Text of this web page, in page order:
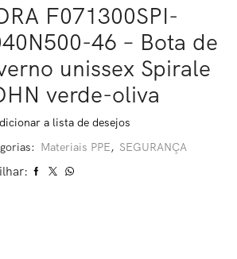
F071300SPI-
46 – Bota de
unissex Spirale
verde-oliva
a lista de desejos
Materiais PPE, SEGURANÇA